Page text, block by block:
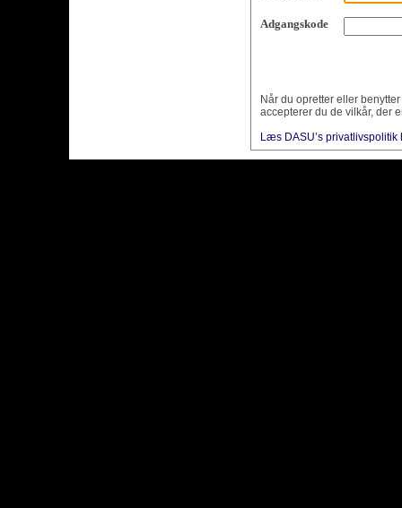
Adgangskode
Når du opretter eller
accepterer du de vilkår, der
Læs DASU’s privatlivspolitik